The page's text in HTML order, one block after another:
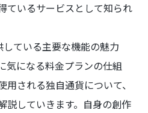
ているサービスとして知られ
ている主要な機能の魅力
気になる料金プランの仕組
される独自通貨について、
説していきます。自身の創作